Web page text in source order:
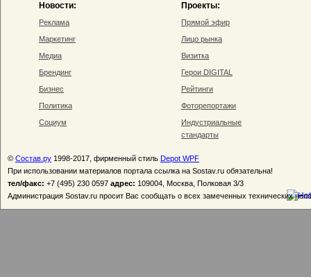
Новости:
Реклама
Маркетинг
Медиа
Брендинг
Бизнес
Политика
Социум
Проекты:
Прямой эфир
Лицо рынка
Визитка
Герои DIGITAL
Рейтинги
Фоторепортажи
Индустриальные
стандарты
© Состав.ру 1998-2017, фирменный стиль Depot WPF
При использовании материалов портала ссылка на Sostav.ru обязательна!
тел/факс: +7 (495) 230 0597 адрес: 109004, Москва, Полковая 3/3
Администрация Sostav.ru просит Вас сообщать о всех замеченных технических